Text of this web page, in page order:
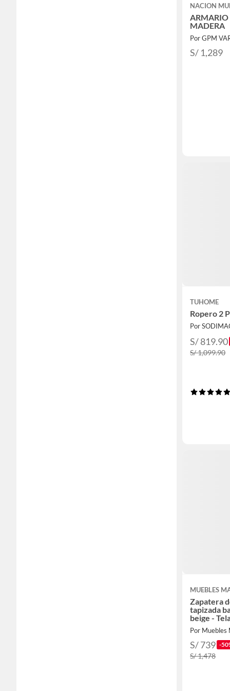
NACION
ARMARIO
MADERA
S/ 1,289
TUHOME
Ropero 2
Por
S/ 819.90
S/ 1,099.90
MUEBLES
Zapatera
tapizada
beige -
Por Muebles
S/ 739 -
S/ 1,478